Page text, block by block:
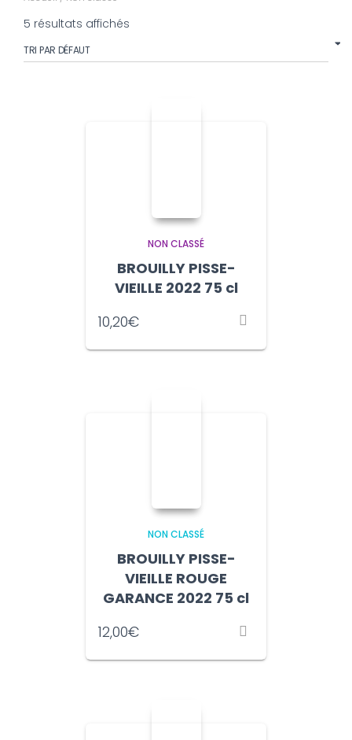
5 résultats affichés
NON CLASSÉ
BROUILLY PISSE-
VIEILLE 2022 75 cl
10,20€
NON CLASSÉ
BROUILLY PISSE-
VIEILLE ROUGE
GARANCE 2022 75 cl
12,00€